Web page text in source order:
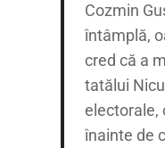
Cozmin
întâmplă,
cred că a
tatălui
electorale,
înainte de